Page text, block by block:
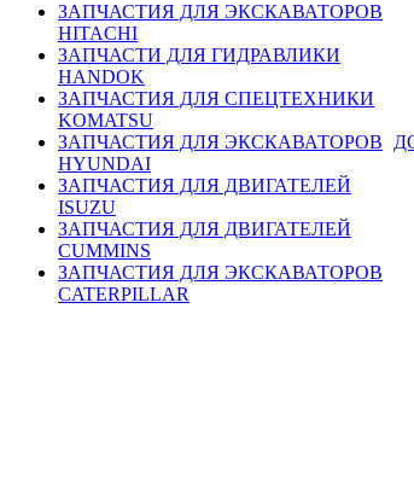
ЗАПЧАСТИЯ ДЛЯ ЭКСКАВАТОРОВ
HITACHI
ЗАПЧАСТИ ДЛЯ ГИДРАВЛИКИ
HANDOK
ЗАПЧАСТИЯ ДЛЯ СПЕЦТЕХНИКИ
KOMATSU
ЗАПЧАСТИЯ ДЛЯ ЭКСКАВАТОРОВ
HYUNDAI
ЗАПЧАСТИЯ ДЛЯ ДВИГАТЕЛЕЙ
ISUZU
ЗАПЧАСТИЯ ДЛЯ ДВИГАТЕЛЕЙ
CUMMINS
ЗАПЧАСТИЯ ДЛЯ ЭКСКАВАТОРОВ
CATERPILLAR